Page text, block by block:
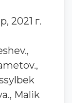
2021 г.
Malik